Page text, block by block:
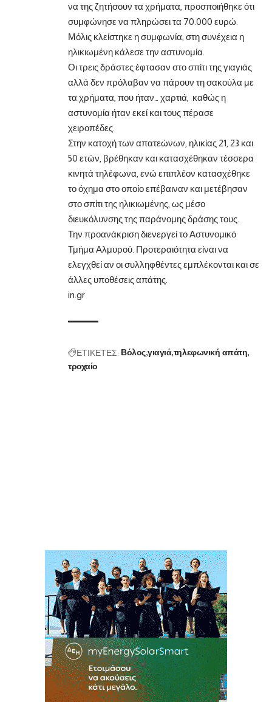
να της ζητήσουν τα χρήματα, προσποιήθηκε ότι
συμφώνησε να πληρώσει τα 70.000 ευρώ.
Μόλις κλείστηκε η συμφωνία, στη συνέχεια η
ηλικιωμένη κάλεσε την αστυνομία.
Οι τρεις δράστες έφτασαν στο σπίτι της γιαγιάς
αλλά δεν πρόλαβαν να πάρουν τη σακούλα με
τα χρήματα, που ήταν… χαρτιά, καθώς η
αστυνομία ήταν εκεί και τους πέρασε
χειροπέδες.
Στην κατοχή των απατεώνων, ηλικίας 21, 23 και
50 ετών, βρέθηκαν και κατασχέθηκαν τέσσερα
κινητά τηλέφωνα, ενώ επιπλέον κατασχέθηκε
το όχημα στο οποίο επέβαιναν και μετέβησαν
στο σπίτι της ηλικιωμένης, ως μέσο
διευκόλυνσης της παράνομης δράσης τους.
Την προανάκριση διενεργεί το Αστυνομικό
Τμήμα Αλμυρού. Προτεραιότητα είναι να
ελεγχθεί αν οι συλληφθέντες εμπλέκονται και σε
άλλες υποθέσεις απάτης.
in.gr
ΕΤΙΚΕΤΕΣ: Βόλος γιαγιά τηλεφωνική απάτη
τροχαίο